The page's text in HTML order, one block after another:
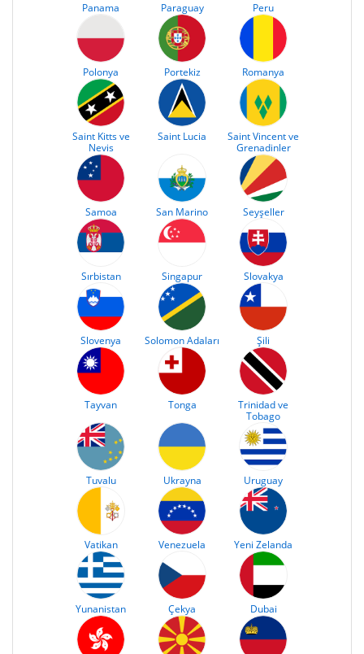
Panama Paraguay Peru
Polonya Portekiz Romanya
Saint Kitts ve
Nevis
Saint Lucia
Saint Vincent ve
Grenadinler
Samoa San Marino Seyşeller
Sırbistan Singapur Slovakya
Slovenya Solomon Adaları Şili
Tayvan Tonga
Trinidad ve
Tobago
Tuvalu Ukrayna Uruguay
Vatikan Venezuela Yeni Zelanda
Yunanistan Çekya Dubai